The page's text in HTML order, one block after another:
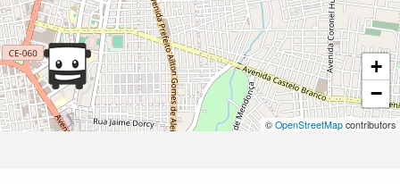
+
−
© OpenStreetMap contributors